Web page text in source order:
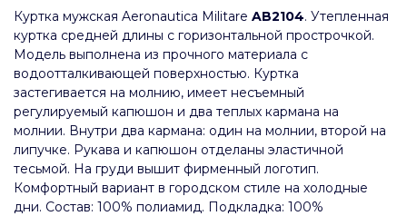
Куртка мужская Aeronautica Militare AB2104. Утепленная
куртка средней длины с горизонтальной прострочкой.
Модель выполнена из прочного материала с
водоотталкивающей поверхностью. Куртка
застегивается на молнию, имеет несъемный
регулируемый капюшон и два теплых кармана на
молнии. Внутри два кармана: один на молнии, второй на
липучке. Рукава и капюшон отделаны эластичной
тесьмой. На груди вышит фирменный логотип.
Комфортный вариант в городском стиле на холодные
дни. Состав: 100% полиамид. Подкладка: 100%